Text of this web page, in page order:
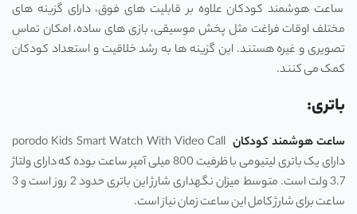
ساعت هوشمند کودکان علاوه بر قابلیت های فوق، دارای گزینه های
مختلف اوقات فراغت مثل پخش موسیقی، بازی های ساده، امکان تماس
تصویری و غیره هستند. این گزینه ها به رشد خلاقیت و استعداد کودکان
کمک می کنند.
باتری:
ساعت هوشمند کودکان porodo Kids Smart Watch With Video Call
دارای یک باتری لیتیومی با ظرفیت 800 میلی آمپر ساعت بوده که دارای ولتاژ
3.7 ولت است. متوسط میزان نگهداری شارژ این باتری حدود 2 روز است و 3
ساعت برای شارژ کامل این ساعت زمان نیاز است.